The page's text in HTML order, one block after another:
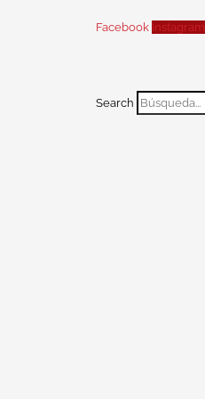
Facebook Instagram
Search